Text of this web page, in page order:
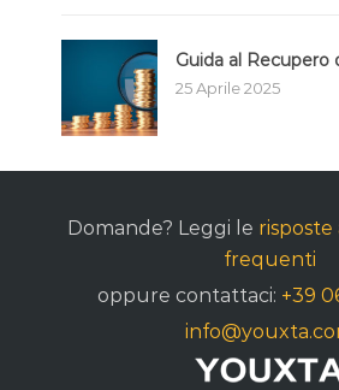
Guida al Recupero
25 Aprile 2025
Domande? Leggi le
frequenti
oppure contattaci: +39